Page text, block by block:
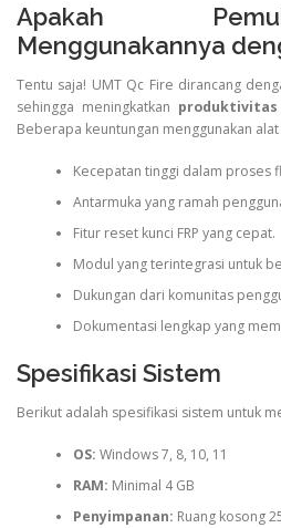
Apakah
Menggunakannya
Tentu saja! UMT Qc Fire dirancang
sehingga meningkatkan produktivitas
Beberapa keuntungan menggunakan
Kecepatan tinggi dalam proses
Antarmuka yang ramah
Fitur reset kunci FRP yang cepat.
Modul yang terintegrasi untuk
Dukungan dari komunitas
Dokumentasi lengkap yang
Spesifikasi Sistem
Berikut adalah spesifikasi sistem untuk
OS: Windows 7, 8, 10, 11
RAM: Minimal 4 GB
Penyimpanan: Ruang kosong